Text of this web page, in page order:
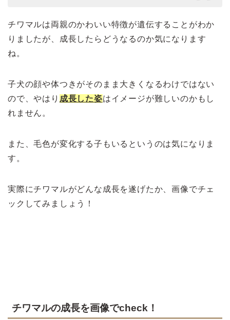
チワマルは両親のかわいい特徴が遺伝することがわか
りましたが、成長したらどうなるのか気になります
ね。
子犬の顔や体つきがそのまま大きくなるわけではない
ので、やはり 成長した姿はイメージが難しいのかもし
れません。
また、毛色が変化する子もいるというのは気になりま
す。
実際にチワマルがどんな成長を遂げたか、画像でチェ
ックしてみましょう！
チワマルの成長を画像でcheck！